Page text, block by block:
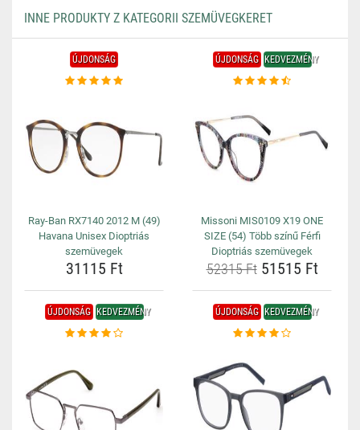
INNE PRODUKTY Z KATEGORII SZEMÜVEGKERET
ÚJDONSÁG
Ray-Ban RX7140 2012 M (49)
Havana Unisex Dioptriás
szemüvegek
31115 Ft
ÚJDONSÁG KEDVEZMÉNY
Missoni MIS0109 X19 ONE
SIZE (54) Több színű Férfi
Dioptriás szemüvegek
52315 Ft51515 Ft
ÚJDONSÁG KEDVEZMÉNY ÚJDONSÁG KEDVEZMÉNY